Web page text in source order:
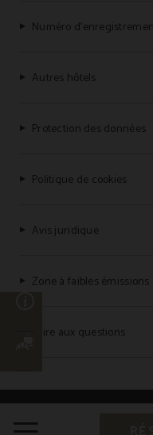
Numéro
Autres hôtels
Protection des données
Politique de cookies
Avis juridique
Zone à faibles émissions
Foire aux questions